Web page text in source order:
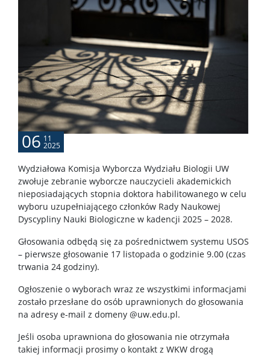
Rada Dydaktyczna
DOKTORANT
Rekrutacja projekty
Rekrutacja na doktorat
PRACOWNIK
Intranet
USOS
SAP
APD
06 11
2025
Wydziałowa Komisja Wyborcza Wydziału Biologii UW
zwołuje zebranie wyborcze nauczycieli akademickich
nieposiadających stopnia doktora habilitowanego w celu
wyboru uzupełniającego członków Rady Naukowej
Dyscypliny Nauki Biologiczne w kadencji 2025 – 2028.
Głosowania odbędą się za pośrednictwem systemu USOS
– pierwsze głosowanie 17 listopada o godzinie 9.00 (czas
trwania 24 godziny).
Ogłoszenie o wyborach wraz ze wszystkimi informacjami
zostało przesłane do osób uprawnionych do głosowania
na adresy e-mail z domeny @uw.edu.pl.
Jeśli osoba uprawniona do głosowania nie otrzymała
takiej informacji prosimy o kontakt z WKW drogą